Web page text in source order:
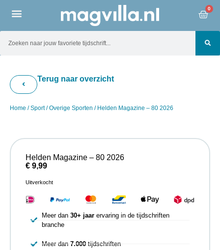
0
Terug naar overzicht
Home /Sport/Overige Sporten / Helden Magazine – 80 2026
Helden Magazine – 80 2026
€ 9,99
Uitverkocht
Meer dan 30+ jaarervaring in de tijdschriften
branche
Meer dan 7.000tijdschriften